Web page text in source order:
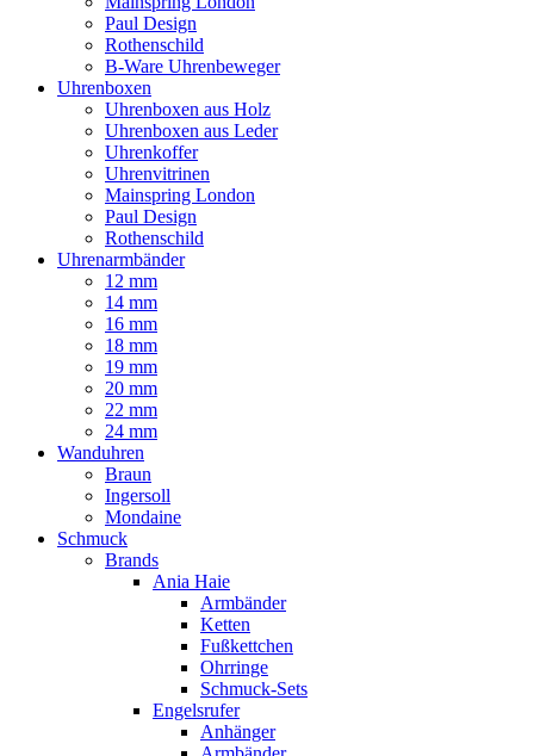
Paul Design
Rothenschild
B-Ware Uhrenbeweger
Uhrenboxen
Uhrenboxen aus Holz
Uhrenboxen aus Leder
Uhrenkoffer
Uhrenvitrinen
Mainspring London
Paul Design
Rothenschild
Uhrenarmbänder
12 mm
14 mm
16 mm
18 mm
19 mm
20 mm
22 mm
24 mm
Wanduhren
Braun
Ingersoll
Mondaine
Schmuck
Brands
Ania Haie
Armbänder
Ketten
Fußkettchen
Ohrringe
Schmuck-Sets
Engelsrufer
Anhänger